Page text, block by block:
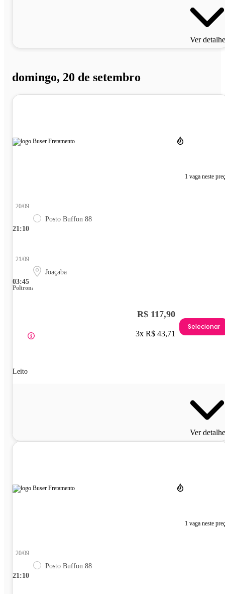
Ver
domingo, 20 de setembro
1 vaga neste
21:10
20/09
Posto Buffon 88
03:45
21/09
Joaçaba
Poltrona
Leito
R$ 117,90
3x R$ 43,71
Selecionar
Ver
1 vaga neste
21:10
20/09
Posto Buffon 88